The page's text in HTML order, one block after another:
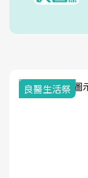
良醫生活祭